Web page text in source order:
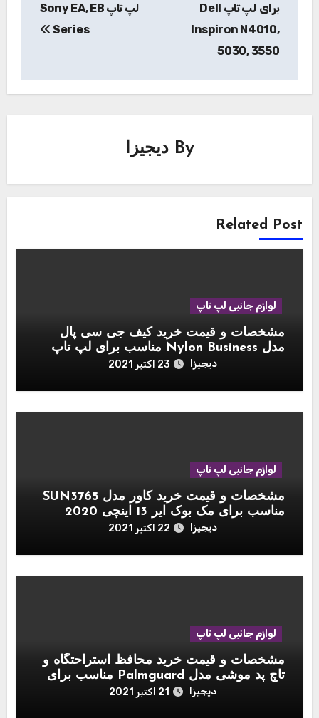
برای لپ تاپ Dell
Inspiron N4010,
5030, 3550
لپ تاپ Sony EA, EB
Series
By دیجیزا
Related Post
لوازم جانبی لپ تاپ
مشخصات و قیمت خرید کیف جی سی پال
مدل Nylon Business مناسب برای لپ تاپ
اپل مک بوک 15 اینچدیجیزا 23 اکتبر 2021
لوازم جانبی لپ تاپ
مشخصات و قیمت خرید کاور مدل SUN3765
مناسب برای مک بوک ایر 13 اینچی 2020
دیجیزا 22 اکتبر 2021
لوازم جانبی لپ تاپ
مشخصات و قیمت خرید محافظ استراحتگاه و
تاچ پد موشی مدل Palmguard مناسب برای
دیجیزا 21 اکتبر 2021